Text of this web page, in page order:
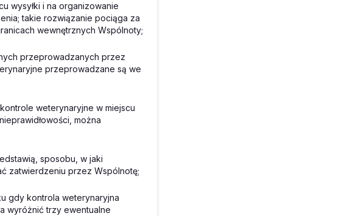
wysyłki i na organizowanie
takie rozwiązanie pociąga za
wewnętrznych Wspólnoty;
przeprowadzanych przez
przeprowadzane są we
weterynaryjne w miejscu
można
sposobu, w jaki
zatwierdzeniu przez Wspólnotę;
gdy kontrola weterynaryjna
wyróżnić trzy ewentualne